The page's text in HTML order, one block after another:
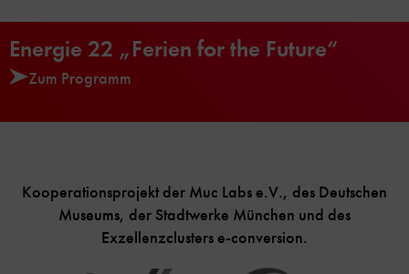
Energie 22 „Ferien for the Future“
Zum Programm
Kooperationsprojekt der Muc Labs e.V., des Deutschen
Museums, der Stadtwerke München und des
Exzellenzclusters e-conversion.